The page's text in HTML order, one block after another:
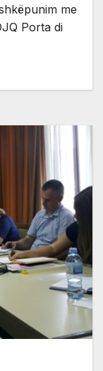
me
Porta di